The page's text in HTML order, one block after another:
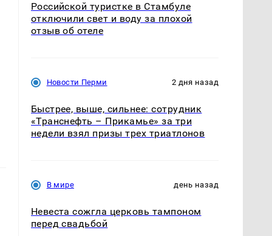
Российской туристке в Стамбуле
отключили свет и воду за плохой
отзыв об отеле
Новости Перми 2 дня назад
Быстрее, выше, сильнее: сотрудник
«Транснефть – Прикамье» за три
недели взял призы трех триатлонов
В мире день назад
Невеста сожгла церковь тампоном
перед свадьбой